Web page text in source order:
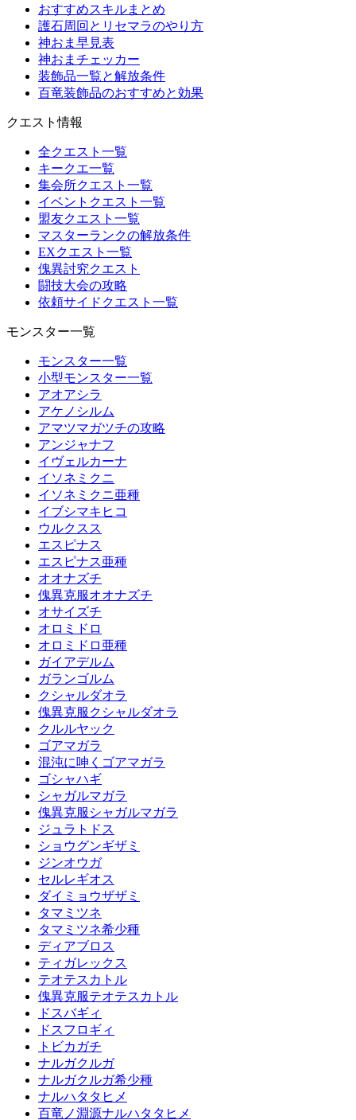
おすすめスキルまとめ
護石周回とリセマラのやり方
神おま早見表
神おまチェッカー
装飾品一覧と解放条件
百竜装飾品のおすすめと効果
クエスト情報
全クエスト一覧
キークエ一覧
集会所クエスト一覧
イベントクエスト一覧
盟友クエスト一覧
マスターランクの解放条件
EXクエスト一覧
傀異討究クエスト
闘技大会の攻略
依頼サイドクエスト一覧
モンスター一覧
モンスター一覧
小型モンスター一覧
アオアシラ
アケノシルム
アマツマガツチの攻略
アンジャナフ
イヴェルカーナ
イソネミクニ
イソネミクニ亜種
イブシマキヒコ
ウルクスス
エスピナス
エスピナス亜種
オオナズチ
傀異克服オオナズチ
オサイズチ
オロミドロ
オロミドロ亜種
ガイアデルム
ガランゴルム
クシャルダオラ
傀異克服クシャルダオラ
クルルヤック
ゴアマガラ
混沌に呻くゴアマガラ
ゴシャハギ
シャガルマガラ
傀異克服シャガルマガラ
ジュラトドス
ショウグンギザミ
ジンオウガ
セルレギオス
ダイミョウザザミ
タマミツネ
タマミツネ希少種
ディアブロス
ティガレックス
テオテスカトル
傀異克服テオテスカトル
ドスバギィ
ドスフロギィ
トビカガチ
ナルガクルガ
ナルガクルガ希少種
ナルハタタヒメ
百竜ノ淵源ナルハタタヒメ